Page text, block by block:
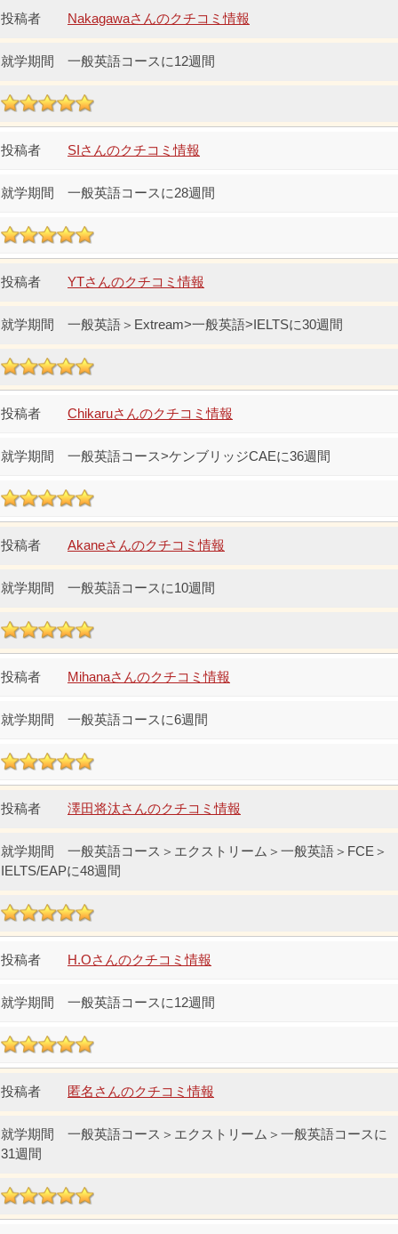
Nakagawaさんのクチコミ情報
一般英語コースに12週間
SIさんのクチコミ情報
一般英語コースに28週間
YTさんのクチコミ情報
一般英語＞Extream>一般英語>IELTSに30週間
Chikaruさんのクチコミ情報
一般英語コース>ケンブリッジCAEに36週間
Akaneさんのクチコミ情報
一般英語コースに10週間
Mihanaさんのクチコミ情報
一般英語コースに6週間
澤田将汰さんのクチコミ情報
一般英語コース＞エクストリーム＞一般英語＞FCE＞
IELTS/EAPに48週間
H.Oさんのクチコミ情報
一般英語コースに12週間
匿名さんのクチコミ情報
一般英語コース＞エクストリーム＞一般英語コースに
31週間